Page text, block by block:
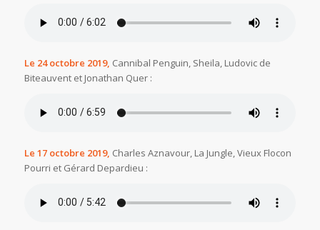
Le 24 octobre 2019, Cannibal Penguin, Sheila, Ludovic de
Biteauvent et Jonathan Quer :
Le 17 octobre 2019, Charles Aznavour, La Jungle, Vieux Flocon
Pourri et Gérard Depardieu :